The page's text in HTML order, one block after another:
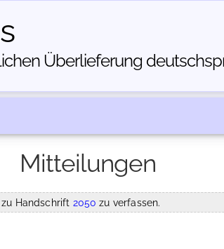
Über­lieferung
Mitteilungen
Handschrift 2050 zu verfassen.